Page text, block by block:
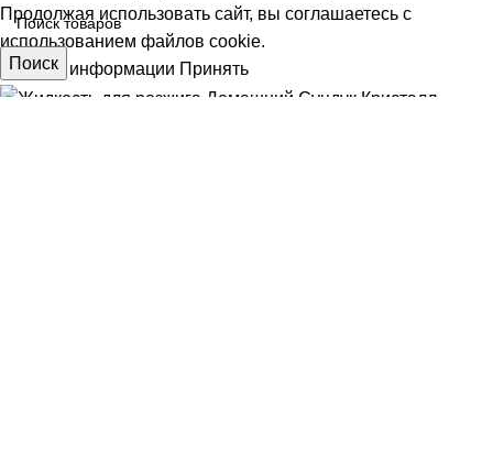
Поиск
Продолжая использовать сайт, вы соглашаетесь с
использованием файлов cookie.
Больше информации Принять